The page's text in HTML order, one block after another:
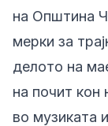
на Општина
мерки за
делото на
на почит кон
во музиката